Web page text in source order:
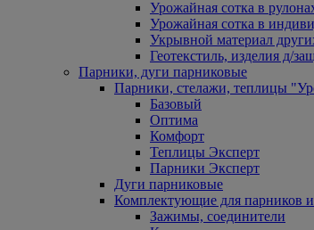
Урожайная сотка в
Урожайная сотка в
Укрывной материал
Геотекстиль, изделия д/
Парники, дуги парниковые
Парники, стелажи, теплицы
Базовый
Оптима
Комфорт
Теплицы Эксперт
Парники Эксперт
Дуги парниковые
Комплектующие для парников
Зажимы, соединители